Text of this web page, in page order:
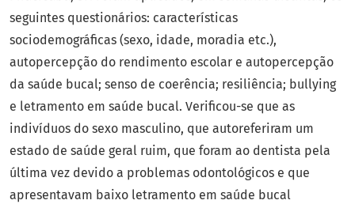
seguintes questionários: características
sociodemográficas (sexo, idade, moradia etc.),
autopercepção do rendimento escolar e autopercepção
da saúde bucal; senso de coerência; resiliência; bullying
e letramento em saúde bucal. Verificou-se que as
indivíduos do sexo masculino, que autoreferiram um
estado de saúde geral ruim, que foram ao dentista pela
última vez devido a problemas odontológicos e que
apresentavam baixo letramento em saúde bucal